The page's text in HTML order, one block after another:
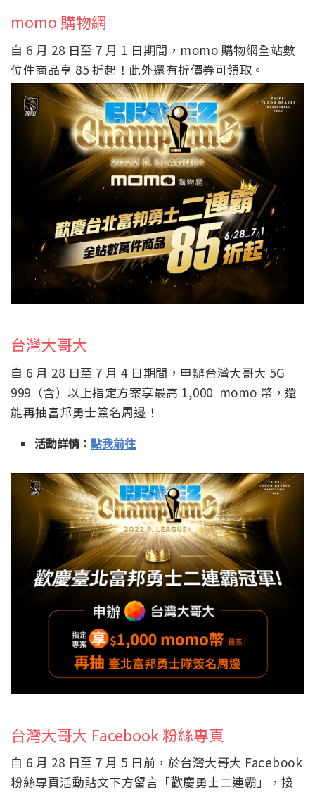
momo 購物網
自 6 月 28 日至 7 月 1 日期間，momo 購物網全站數
位件商品享 85 折起！此外還有折價券可領取。
台灣大哥大
自 6 月 28 日至 7 月 4 日期間，申辦台灣大哥大 5G
999（含）以上指定方案享最高 1,000 momo 幣，還
能再抽富邦勇士簽名周邊！
活動詳情：點我前往
台灣大哥大 Facebook 粉絲專頁
自 6 月 28 日至 7 月 5 日前，於台灣大哥大 Facebook
粉絲專頁活動貼文下方留言「歡慶勇士二連霸」，接